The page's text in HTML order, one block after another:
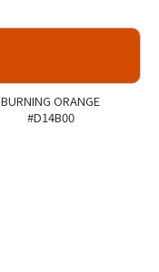
BURNING ORANGE
#D14B00